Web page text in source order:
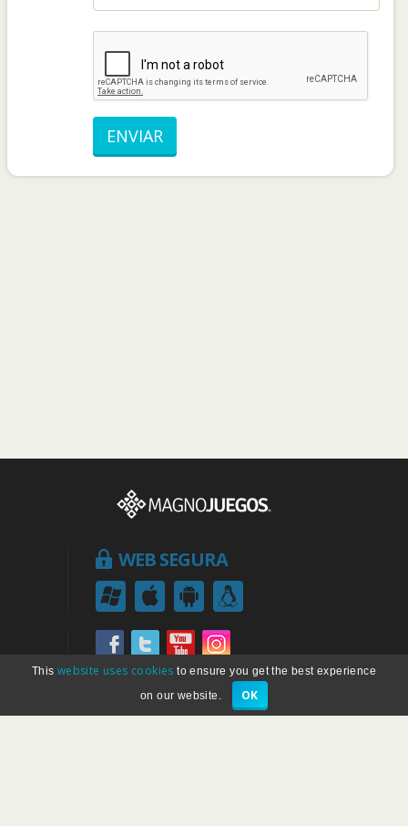
WEB SEGURA
© 2009 - 2026
Todos los derechos reservados
This website uses cookies to ensure you get the best experience
on our website.
OK